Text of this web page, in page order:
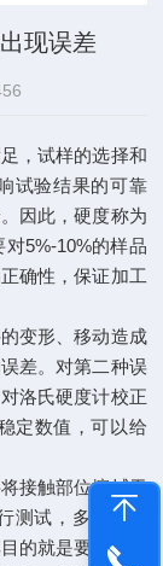
现误差
，试样的选择和
试验结果的可靠
因此，硬度称为
5%-10%的样品
确性，保证加工
变形、移动造成
差。对第二种误
洛氏硬度计校正
定数值，可以给
接触部位擦拭干
测试，多测试几
的就是要让砧座